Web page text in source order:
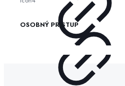
OSOBNÝ PRÍSTUP